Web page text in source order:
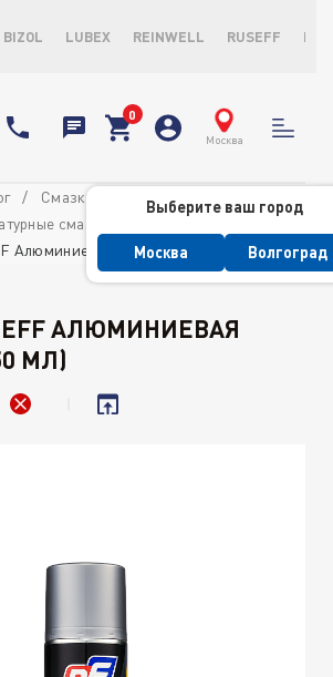
BIZOL LUBEX REINWELL RUSEFF
Москва
Выберите ваш город
Москва Волгоград
Смазки
смазки и пасты
Алюминиевая смазка (250 мл)
АЛЮМИНИЕВАЯ
МЛ)